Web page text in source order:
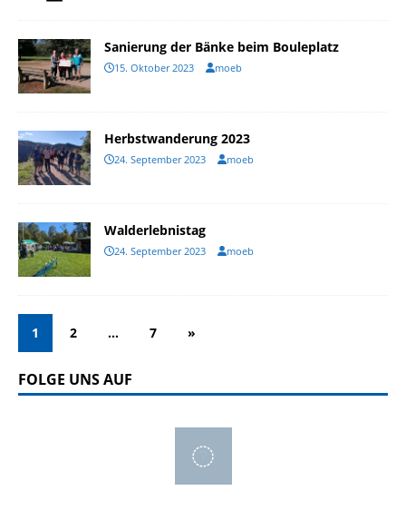
Sanierung der Bänke beim Bouleplatz
15. Oktober 2023 moeb
Herbstwanderung 2023
24. September 2023 moeb
Walderlebnistag
24. September 2023 moeb
1 2 … 7 »
FOLGE UNS AUF